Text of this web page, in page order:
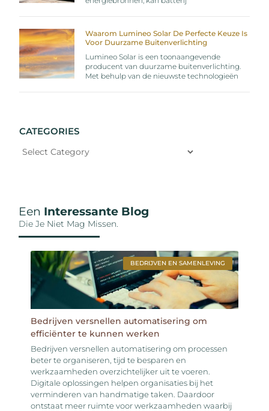
Waarom Lumineo Solar De Perfecte Keuze Is
Voor Duurzame Buitenverlichting
Lumineo Solar is een toonaangevende
producent van duurzame buitenverlichting.
Met behulp van de nieuwste technologieën
CATEGORIES
Een Interessante Blog
Die Je Niet Mag Missen.
BEDRIJVEN EN SAMENLEVING
Bedrijven versnellen automatisering om
efficiënter te kunnen werken
Bedrijven versnellen automatisering om processen
beter te organiseren, tijd te besparen en
werkzaamheden overzichtelijker uit te voeren.
Digitale oplossingen helpen organisaties bij het
verminderen van handmatige taken. Daardoor
ontstaat meer ruimte voor werkzaamheden waarbij